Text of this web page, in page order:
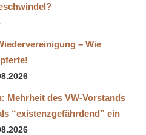
– Wie
Mehrheit des VW-Vorstands
“existenzgefährdend” ein